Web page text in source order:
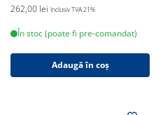
262,00 lei Inclusiv TVA 21%
În stoc (poate fi pre-comandat)
Adaugă în coș